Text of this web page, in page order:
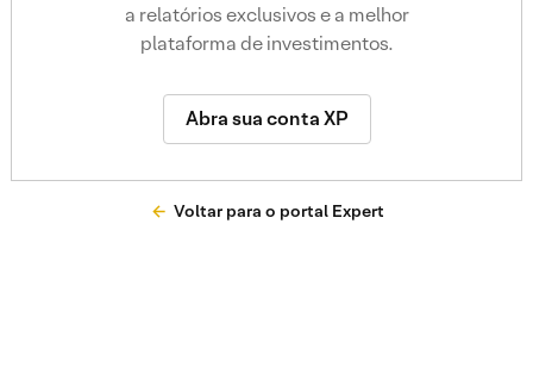
a relatórios exclusivos e a melhor
plataforma de investimentos.
Abra sua conta XP
Voltar para o portal Expert